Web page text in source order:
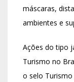
máscaras,
ambientes e
Ações do tipo
Turismo no
o selo Turismo